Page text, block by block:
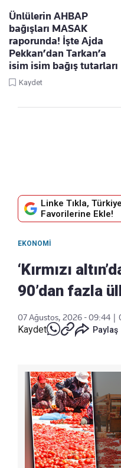
Ünlülerin AHBAP
bağışları MASAK
raporunda! İşte Ajda
Pekkan’dan Tarkan’a
isim isim bağış tutarları
Kaydet
Linke Tıkla,
Favorilerine Ekle!
EKONOMI
‘Kırmızı
90’dan fazla
07 Ağustos, 2026 - 09:44
Kaydet Paylaş